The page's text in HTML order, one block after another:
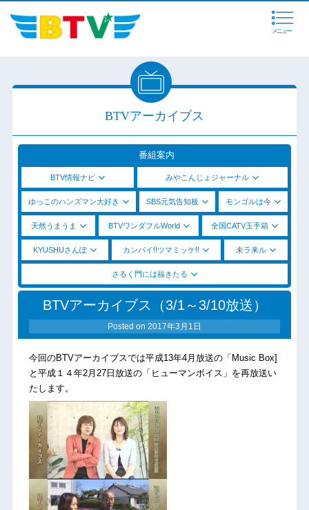
メニュー
BTVアーカイブス
番組案内
BTV情報ナビ みやこんじょジャーナル
ゆっこのハンズマン大好き SBS元気告知板 モンゴルは今
天然うまうま BTVワンダフルWorld 全国CATV玉手箱
KYUSHUさんぽ カンパイ!!ツマミッケ!! 未ラ来ル
さるく門には福きたる
BTVアーカイブス（3/1～3/10放送）
Posted on 2017年3月1日
今回のBTVアーカイブスでは平成13年4月放送の「Music Box]
と平成１４年2月27日放送の「ヒューマンボイス」を再放送い
たします。